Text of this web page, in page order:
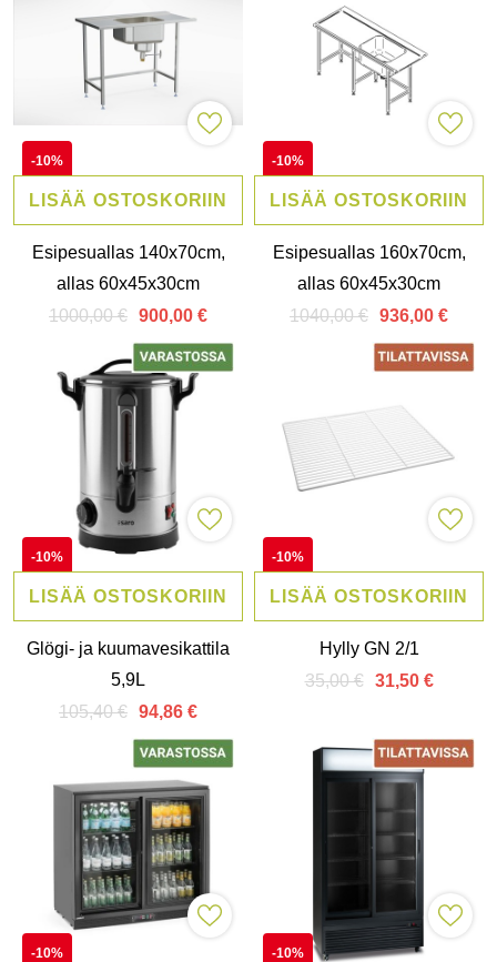
LISÄÄ OSTOSKORIIN
-10%
Esipesuallas 140x70cm,
allas 60x45x30cm
1000,00 € 900,00 €
LISÄÄ OSTOSKORIIN
-10%
Esipesuallas 160x70cm,
allas 60x45x30cm
1040,00 € 936,00 €
LISÄÄ OSTOSKORIIN
-10%
Glögi- ja kuumavesikattila
5,9L
105,40 € 94,86 €
LISÄÄ OSTOSKORIIN
-10%
Hylly GN 2/1
35,00 €
31,50 €
-10% -10%